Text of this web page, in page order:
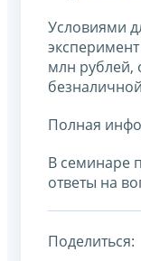
Условиями
млн рублей,
Полная
В семинаре
ответы на
Поделиться: